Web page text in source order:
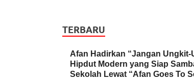
TERBARU
Afan Hadirkan “Jangan Ungkit-
Hipdut Modern yang Siap
Sekolah Lewat “Afan Goes To